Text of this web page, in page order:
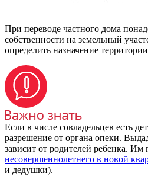
При переводе частного дома
собственности на земельный
определить назначение
Если в числе совладельцев есть
разрешение от органа опеки.
зависит от родителей ребенка. Им
несовершеннолетнего в новой
и дедушки).